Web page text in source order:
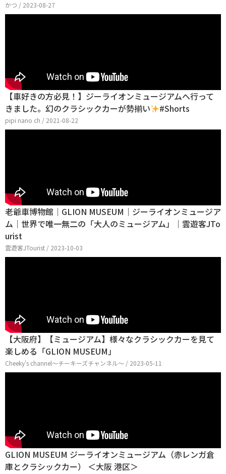
かつ / 2023-08-27
【車好きの方必見！】ジーライオンミュージアムへ行って
きました。幻のクラシックカーが勢揃い
#Shorts
pipi nano ch / 2021-08-22
老爺車博物館｜GLION MUSEUM｜ジーライオンミュージア
ム｜世界で唯一無二の「大人のミュージアム」｜雲遊客JTo
urist
雲遊客JTourist / 2023-10-03
【大阪府】【ミュージアム】様々なクラシックカーを見て
楽しめる「GLION MUSEUM」
Cheeky's channel〜チーキーズチャンネル〜 / 2023-05-11
GLION MUSEUM ジーライオンミュージアム（赤レンガ倉
庫とクラシックカー） ＜大阪 港区＞